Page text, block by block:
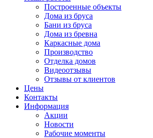
Построенные объекты
Дома из бруса
Бани из бруса
Дома из бревна
Каркасные дома
Производство
Отделка домов
Видеоотзывы
Отзывы от клиентов
Цены
Контакты
Информация
Акции
Новости
Рабочие моменты